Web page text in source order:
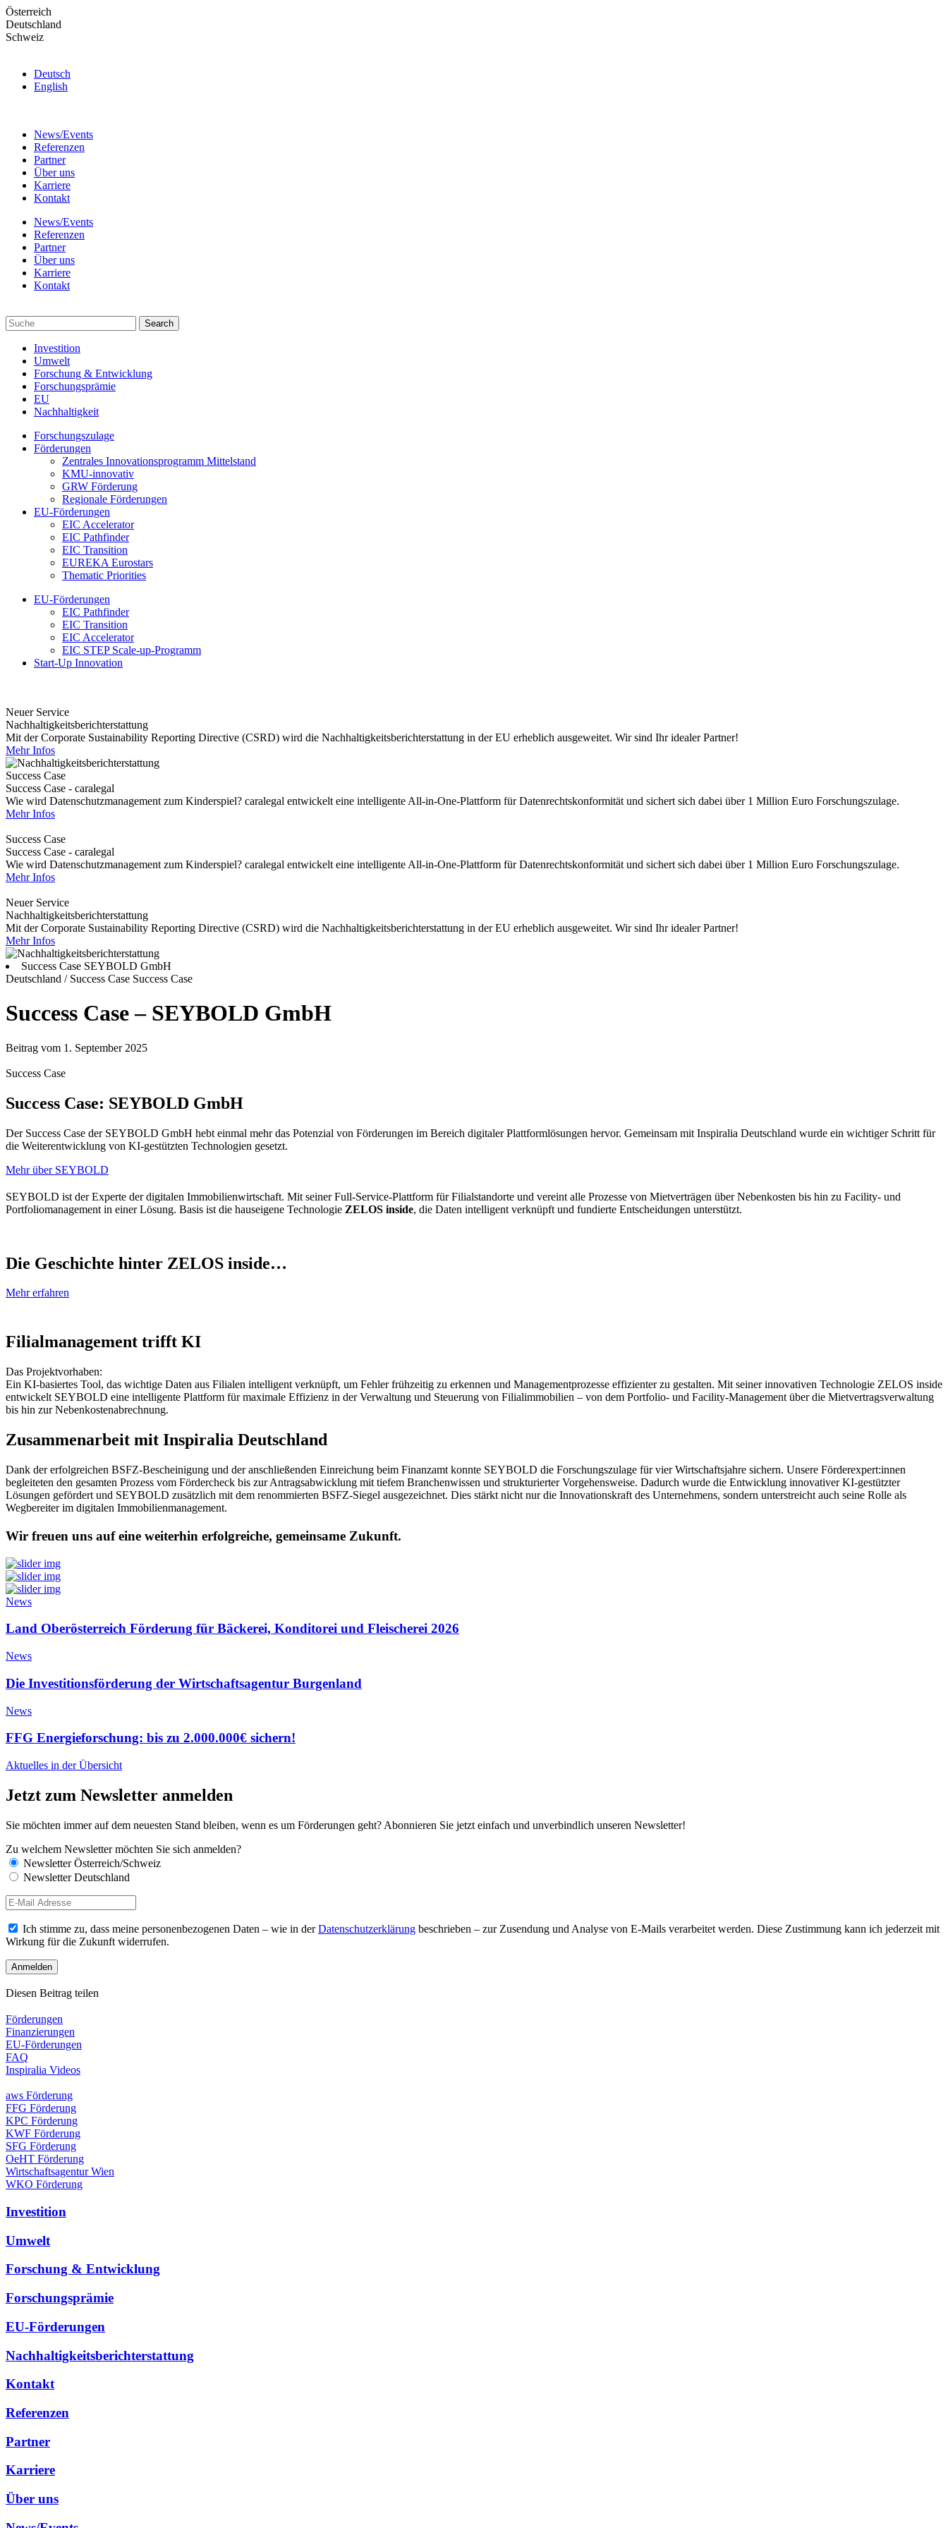
Skip
to
the
Österreich
Deutschland
Schweiz
Deutsch
English
News/Events
Referenzen
Partner
Über uns
Karriere
Kontakt
News/Events
Referenzen
Partner
Über uns
Karriere
Kontakt
Investition
Umwelt
Forschung & Entwicklung
Forschungsprämie
EU
Nachhaltigkeit
Forschungszulage
Förderungen
Zentrales Innovationsprogramm Mittelstand
KMU-innovativ
GRW Förderung
Regionale Förderungen
EU-Förderungen
EIC Accelerator
EIC Pathfinder
EIC Transition
EUREKA Eurostars
Thematic Priorities
EU-Förderungen
EIC Pathfinder
EIC Transition
EIC Accelerator
EIC STEP Scale-up-Programm
Start-Up Innovation
Neuer Service
Nachhaltigkeitsberichterstattung
Mit der Corporate Sustainability Reporting Directive (CSRD) wird die Nachhaltigkeitsberichterstattung in der EU erheblich ausgeweitet. Wir sind Ihr idealer Partner!
Mehr Infos
Success Case
Success Case - caralegal
Wie wird Datenschutzmanagement zum Kinderspiel? caralegal entwickelt eine intelligente All-in-One-Plattform für Datenrechtskonformität und sichert sich dabei über 1 Million Euro Forschungszulage.
Mehr Infos
Success Case
Success Case - caralegal
Wie wird Datenschutzmanagement zum Kinderspiel? caralegal entwickelt eine intelligente All-in-One-Plattform für Datenrechtskonformität und sichert sich dabei über 1 Million Euro Forschungszulage.
Mehr Infos
Neuer Service
Nachhaltigkeitsberichterstattung
Mit der Corporate Sustainability Reporting Directive (CSRD) wird die Nachhaltigkeitsberichterstattung in der EU erheblich ausgeweitet. Wir sind Ihr idealer Partner!
Mehr Infos
Success Case SEYBOLD GmbH
Deutschland / Success Case Success Case
Success Case – SEYBOLD GmbH
Beitrag vom 1. September 2025
Success Case
Success Case: SEYBOLD GmbH
Der Success Case der SEYBOLD GmbH hebt einmal mehr das Potenzial von Förderungen im Bereich digitaler Plattformlösungen hervor. Gemeinsam mit Inspiralia Deutschland wurde ein wichtiger Schritt für
die Weiterentwicklung von KI-gestützten Technologien gesetzt.
Mehr über SEYBOLD
SEYBOLD ist der Experte der digitalen Immobilienwirtschaft. Mit seiner Full-Service-Plattform für Filialstandorte und vereint alle Prozesse von Mietverträgen über Nebenkosten bis hin zu Facility- und
Portfoliomanagement in einer Lösung. Basis ist die hauseigene Technologie ZELOS inside, die Daten intelligent verknüpft und fundierte Entscheidungen unterstützt.
Die Geschichte hinter ZELOS inside…
Mehr erfahren
Filialmanagement trifft KI
Das Projektvorhaben:
Ein KI-basiertes Tool, das wichtige Daten aus Filialen intelligent verknüpft, um Fehler frühzeitig zu erkennen und Managementprozesse effizienter zu gestalten. Mit seiner innovativen Technologie ZELOS inside
entwickelt SEYBOLD eine intelligente Plattform für maximale Effizienz in der Verwaltung und Steuerung von Filialimmobilien – von dem Portfolio- und Facility-Management über die Mietvertragsverwaltung
bis hin zur Nebenkostenabrechnung.
Zusammenarbeit mit Inspiralia Deutschland
Dank der erfolgreichen BSFZ-Bescheinigung und der anschließenden Einreichung beim Finanzamt konnte SEYBOLD die Forschungszulage für vier Wirtschaftsjahre sichern. Unsere Förderexpert:innen
begleiteten den gesamten Prozess vom Fördercheck bis zur Antragsabwicklung mit tiefem Branchenwissen und strukturierter Vorgehensweise. Dadurch wurde die Entwicklung innovativer KI-gestützter
Lösungen gefördert und SEYBOLD zusätzlich mit dem renommierten BSFZ-Siegel ausgezeichnet. Dies stärkt nicht nur die Innovationskraft des Unternehmens, sondern unterstreicht auch seine Rolle als
Wegbereiter im digitalen Immobilienmanagement.
Wir freuen uns auf eine weiterhin erfolgreiche, gemeinsame Zukunft.
News
Land Oberösterreich Förderung für Bäckerei, Konditorei und Fleischerei 2026
News
Die Investitionsförderung der Wirtschaftsagentur Burgenland
News
FFG Energieforschung: bis zu 2.000.000€ sichern!
Aktuelles in der Übersicht
Jetzt zum Newsletter anmelden
Sie möchten immer auf dem neuesten Stand bleiben, wenn es um Förderungen geht? Abonnieren Sie jetzt einfach und unverbindlich unseren Newsletter!
Zu welchem Newsletter möchten Sie sich anmelden?
Newsletter Österreich/Schweiz
Newsletter Deutschland
Ich stimme zu, dass meine personenbezogenen Daten – wie in derDatenschutzerklärung beschrieben – zur Zusendung und Analyse von E-Mails verarbeitet werden. Diese Zustimmung kann ich jederzeit mit
Wirkung für die Zukunft widerrufen.
Diesen Beitrag teilen
Förderungen
Finanzierungen
EU-Förderungen
FAQ
Inspiralia Videos
aws Förderung
FFG Förderung
KPC Förderung
KWF Förderung
SFG Förderung
OeHT Förderung
Wirtschaftsagentur Wien
WKO Förderung
Investition
Umwelt
Forschung & Entwicklung
Forschungsprämie
EU-Förderungen
Nachhaltigkeitsberichterstattung
Kontakt
Referenzen
Partner
Karriere
Über uns